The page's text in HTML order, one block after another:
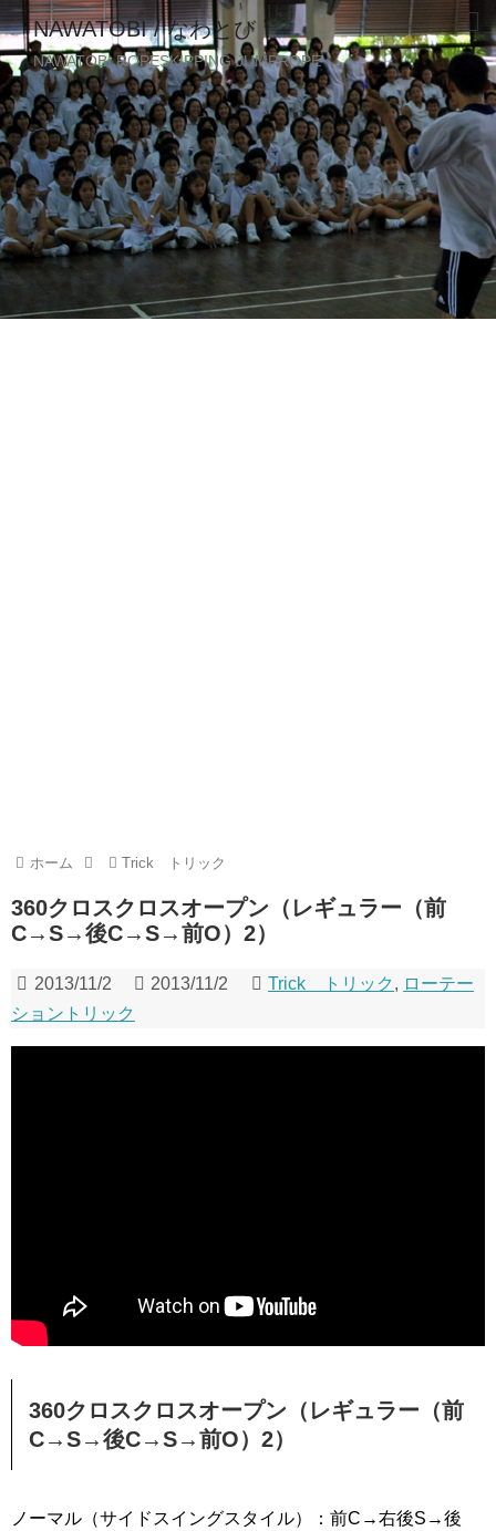
NAWATOBI / なわとび
NAWATOBI ROPESKIPPING JUMPROPE
ホーム Trick トリック
360クロスクロスオープン（レギュラー（前
C→S→後C→S→前O）2）
2013/11/2 2013/11/2 Trick トリック , ローテー
ショントリック
360クロスクロスオープン（レギュラー（前
C→S→後C→S→前O）2）
ノーマル（サイドスイングスタイル）：前C→右後S→後